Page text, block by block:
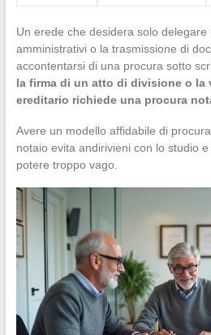
Un erede che desidera solo
amministrativi o la trasmissione di
accontentarsi di una procura sotto
la firma di un atto di divisione o la
ereditario richiede una procura
Avere un modello affidabile di
notaio evita andirivieni con lo studio
potere troppo vago.